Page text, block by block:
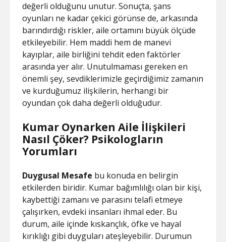
değerli olduğunu unutur. Sonuçta, şans
oyunları ne kadar çekici görünse de, arkasında
barındırdığı riskler, aile ortamını büyük ölçüde
etkileyebilir. Hem maddi hem de manevi
kayıplar, aile birliğini tehdit eden faktörler
arasında yer alır. Unutulmaması gereken en
önemli şey, sevdiklerimizle geçirdiğimiz zamanın
ve kurduğumuz ilişkilerin, herhangi bir
oyundan çok daha değerli olduğudur.
Kumar Oynarken Aile İlişkileri
Nasıl Çöker? Psikologların
Yorumları
Duygusal Mesafe bu konuda en belirgin
etkilerden biridir. Kumar bağımlılığı olan bir kişi,
kaybettiği zamanı ve parasını telafi etmeye
çalışırken, evdeki insanları ihmal eder. Bu
durum, aile içinde kıskançlık, öfke ve hayal
kırıklığı gibi duyguları ateşleyebilir. Durumun